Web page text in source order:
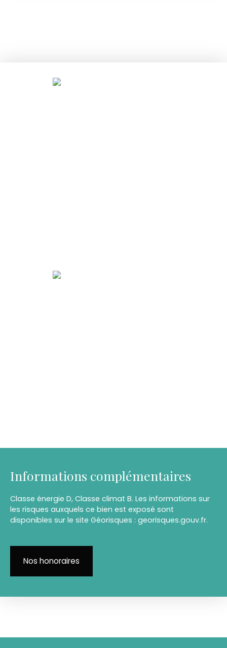
Informations complémentaires
Classe énergie D, Classe climat B. Les informations sur
les risques auxquels ce bien est exposé sont
disponibles sur le site Géorisques : georisques.gouv.fr.
Nos honoraires